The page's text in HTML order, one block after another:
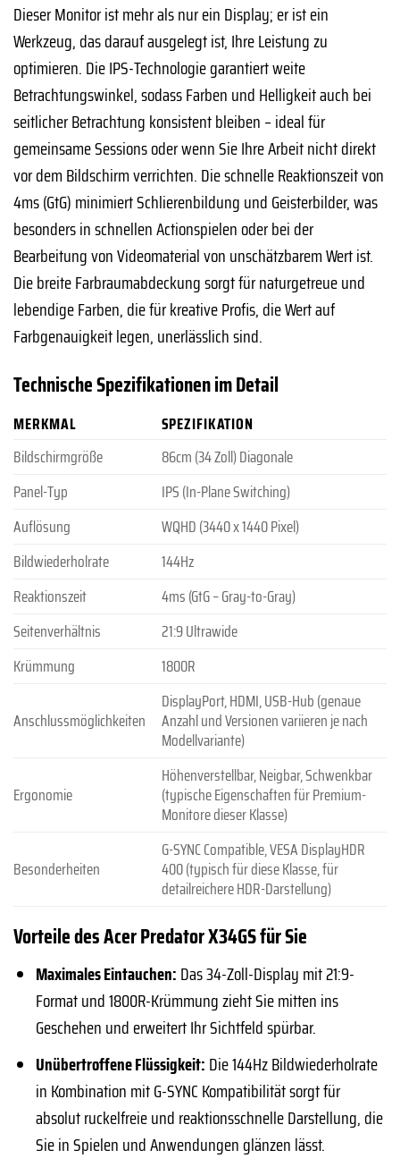
Dieser Monitor ist mehr als nur ein Display; er ist ein
Werkzeug, das darauf ausgelegt ist, Ihre Leistung zu
optimieren. Die IPS-Technologie garantiert weite
Betrachtungswinkel, sodass Farben und Helligkeit auch bei
seitlicher Betrachtung konsistent bleiben – ideal für
gemeinsame Sessions oder wenn Sie Ihre Arbeit nicht direkt
vor dem Bildschirm verrichten. Die schnelle Reaktionszeit von
4ms (GtG) minimiert Schlierenbildung und Geisterbilder, was
besonders in schnellen Actionspielen oder bei der
Bearbeitung von Videomaterial von unschätzbarem Wert ist.
Die breite Farbraumabdeckung sorgt für naturgetreue und
lebendige Farben, die für kreative Profis, die Wert auf
Farbgenauigkeit legen, unerlässlich sind.
Technische Spezifikationen im Detail
MERKMAL
SPEZIFIKATION
Bildschirmgröße
86cm (34 Zoll) Diagonale
Panel-Typ
IPS (In-Plane Switching)
Auflösung
WQHD (3440 x 1440 Pixel)
Bildwiederholrate
144Hz
Reaktionszeit
4ms (GtG – Gray-to-Gray)
Seitenverhältnis
21:9 Ultrawide
Krümmung
1800R
Anschlussmöglichkeiten
DisplayPort, HDMI, USB-Hub (genaue
Anzahl und Versionen variieren je nach
Modellvariante)
Ergonomie
Höhenverstellbar, Neigbar, Schwenkbar
(typische Eigenschaften für Premium-
Monitore dieser Klasse)
Besonderheiten
G-SYNC Compatible, VESA DisplayHDR
400 (typisch für diese Klasse, für
detailreichere HDR-Darstellung)
Vorteile des Acer Predator X34GS für Sie
Maximales Eintauchen: Das 34-Zoll-Display mit 21:9-
Format und 1800R-Krümmung zieht Sie mitten ins
Geschehen und erweitert Ihr Sichtfeld spürbar.
Unübertroffene Flüssigkeit: Die 144Hz Bildwiederholrate
in Kombination mit G-SYNC Kompatibilität sorgt für
absolut ruckelfreie und reaktionsschnelle Darstellung, die
Sie in Spielen und Anwendungen glänzen lässt.